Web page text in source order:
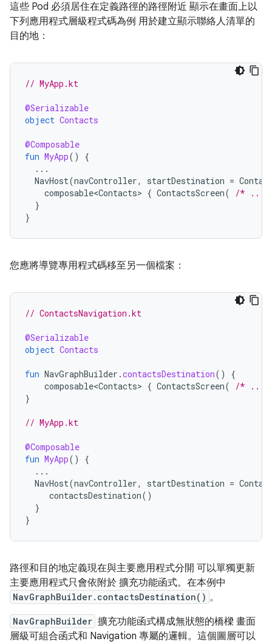
這些 Pod 必須居住在定義路徑的路徑附近 顯示在畫面上以
下列應用程式層級程式碼為例 用於建立顯示聯絡人清單的
目的地：
// MyApp.kt
@Serializable
object Contacts
@Composable
fun MyApp()
{
...
NavHost(navController, startDestination =
composable<Contacts> { ContactsScreen(
/* ...
}
}
您應將導覽專用程式碼移至另一個檔案：
// ContactsNavigation.kt
@Serializable
object Contacts
fun NavGraphBuilder .contactsDestination()
{
composable<Contacts> { ContactsScreen(
/* ...
}
// MyApp.kt
@Composable
fun MyApp()
{
...
NavHost(navController, startDestination =
contactsDestination()
}
}
路徑和目的地定義現在與主要應用程式分開 可以單獨更新
主要應用程式只會依附於 擴充功能函式。在本例中
NavGraphBuilder.contactsDestination() 。
NavGraphBuilder 擴充功能函式構成無狀態的橋樑 畫面
層級可組合函式和 Navigation 專屬的邏輯。這個圖層可以